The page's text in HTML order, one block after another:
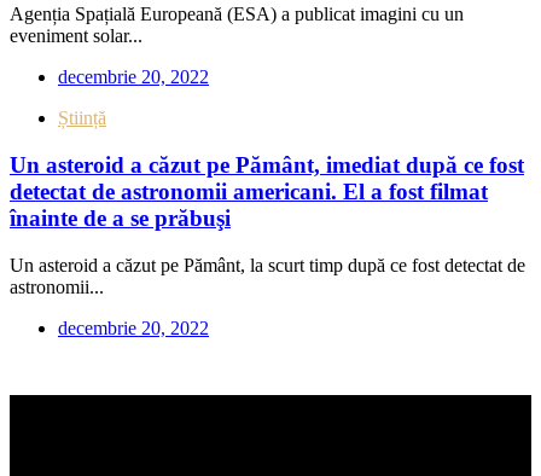
Agenția Spațială Europeană (ESA) a publicat imagini cu un
eveniment solar...
decembrie 20, 2022
Știință
Un asteroid a căzut pe Pământ, imediat după ce fost
detectat de astronomii americani. El a fost filmat
înainte de a se prăbuşi
Un asteroid a căzut pe Pământ, la scurt timp după ce fost detectat de
astronomii...
decembrie 20, 2022